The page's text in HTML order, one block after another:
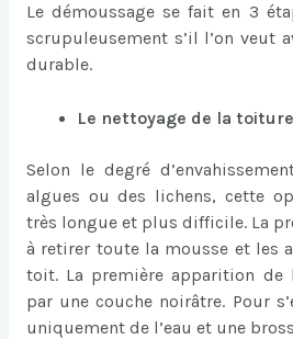
Le démoussage se fait en 3
scrupuleusement s’il l’on veut
durable.
Le nettoyage de la toiture
Selon le degré
algues ou des lichens, cette
très longue et plus difficile. La
à retirer toute la mousse et les
toit. La première apparition de
par une couche noirâtre. Pour
uniquement de l’eau et une